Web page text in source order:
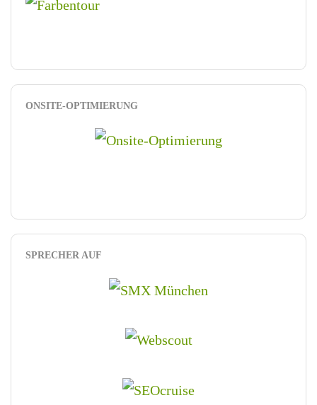
ONSITE-OPTIMIERUNG
SPRECHER AUF